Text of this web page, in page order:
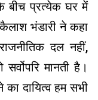
बीच प्रत्येक घर में
भंडारी ने कहा
दल नहीं,
मानती है।
दायित्व हम सभी